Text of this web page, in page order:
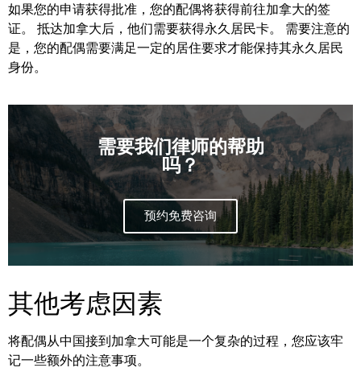
如果您的申请获得批准，您的配偶将获得前往加拿大的签
证。 抵达加拿大后，他们需要获得永久居民卡。 需要注意的
是，您的配偶需要满足一定的居住要求才能保持其永久居民
身份。
需要我们律师的帮助
吗？
预约免费咨询
其他考虑因素
将配偶从中国接到加拿大可能是一个复杂的过程，您应该牢
记一些额外的注意事项。